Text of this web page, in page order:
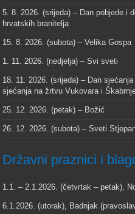
5. 8. 2026. (srijeda) – Dan pobjede i
hrvatskih branitelja
15. 8. 2026. (subota) – Velika Gospa
1. 11. 2026. (nedjelja) – Svi sveti
18. 11. 2026. (srijeda) – Dan
sjećanja na žrtvu Vukovara i
25. 12. 2026. (petak) – Božić
26. 12. 2026. (subota) – Sveti
Državni praznici i
1.1. – 2.1.2026. (četvrtak – petak),
6.1.2026. (utorak), Badnjak